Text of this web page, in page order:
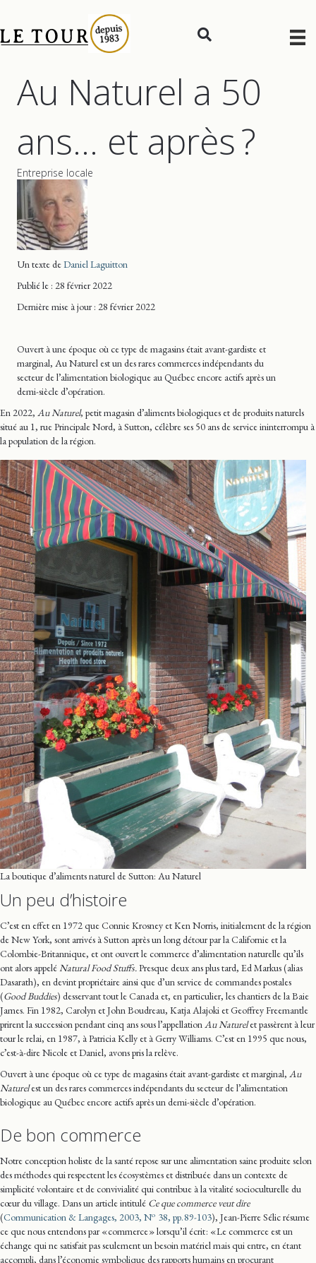
Au Naturel a 50
ans… et après ?
Entreprise locale
Un texte deDaniel Laguitton
Publié le : 28 février 2022
Dernière mise à jour: 28 février 2022
Ouvert à une époque où ce type de magasins était avant-gardiste et
marginal, Au Naturel est un des rares commerces indépendants du
secteur de l’alimentation biologique au Québec encore actifs après un
demi-siècle d’opération.
En 2022, Au Naturel, petit magasin d’aliments biologiques et de produits naturels
situé au 1, rue Principale Nord, à Sutton, célèbre ses 50 ans de service ininterrompu à
la population de la région.
La boutique d’aliments naturel de Sutton: Au Naturel
Un peu d’histoire
C’est en effet en 1972 que Connie Krosney et Ken Norris, initialement de la région
de New York, sont arrivés à Sutton après un long détour par la Californie et la
Colombie-Britannique, et ont ouvert le commerce d’alimentation naturelle qu’ils
ont alors appeléNatural Food Stuffs.Presque deux ans plus tard, Ed Markus (alias
Dasarath), en devint propriétaire ainsi que d’un service de commandes postales
(Good Buddies) desservant tout le Canada et, en particulier, les chantiers de la Baie
James. Fin 1982, Carolyn et John Boudreau, Katja Alajoki et Geoffrey Freemantle
prirent la succession pendant cinq ans sous l’appellationAu Naturelet passèrent à leur
tour le relai, en 1987, à Patricia Kelly et à Gerry Williams. C’est en 1995 que nous,
c’est-à-dire Nicole et Daniel, avons pris la relève.
Ouvert à une époque où ce type de magasins était avant-gardiste et marginal, Au
Naturelest un des rares commerces indépendants du secteur de l’alimentation
biologique au Québec encore actifs après un demi-siècle d’opération.
De bon commerce
Notre conception holiste de la santé repose sur une alimentation saine produite selon
des méthodes qui respectent les écosystèmes et distribuée dans un contexte de
simplicité volontaire et de convivialité qui contribue à la vitalité socioculturelle du
cœur du village. Dans un article intitulé Ce que commerce veut dire
(Communication & Langages, 2003, No 38, pp. 89-103), Jean-Pierre Sélic résume
ce que nous entendons par « commerce » lorsqu’il écrit : « Le commerce est un
échange qui ne satisfait pas seulement un besoin matériel mais qui entre, en étant
accompli, dans l’économie symbolique des rapports humains en procurant